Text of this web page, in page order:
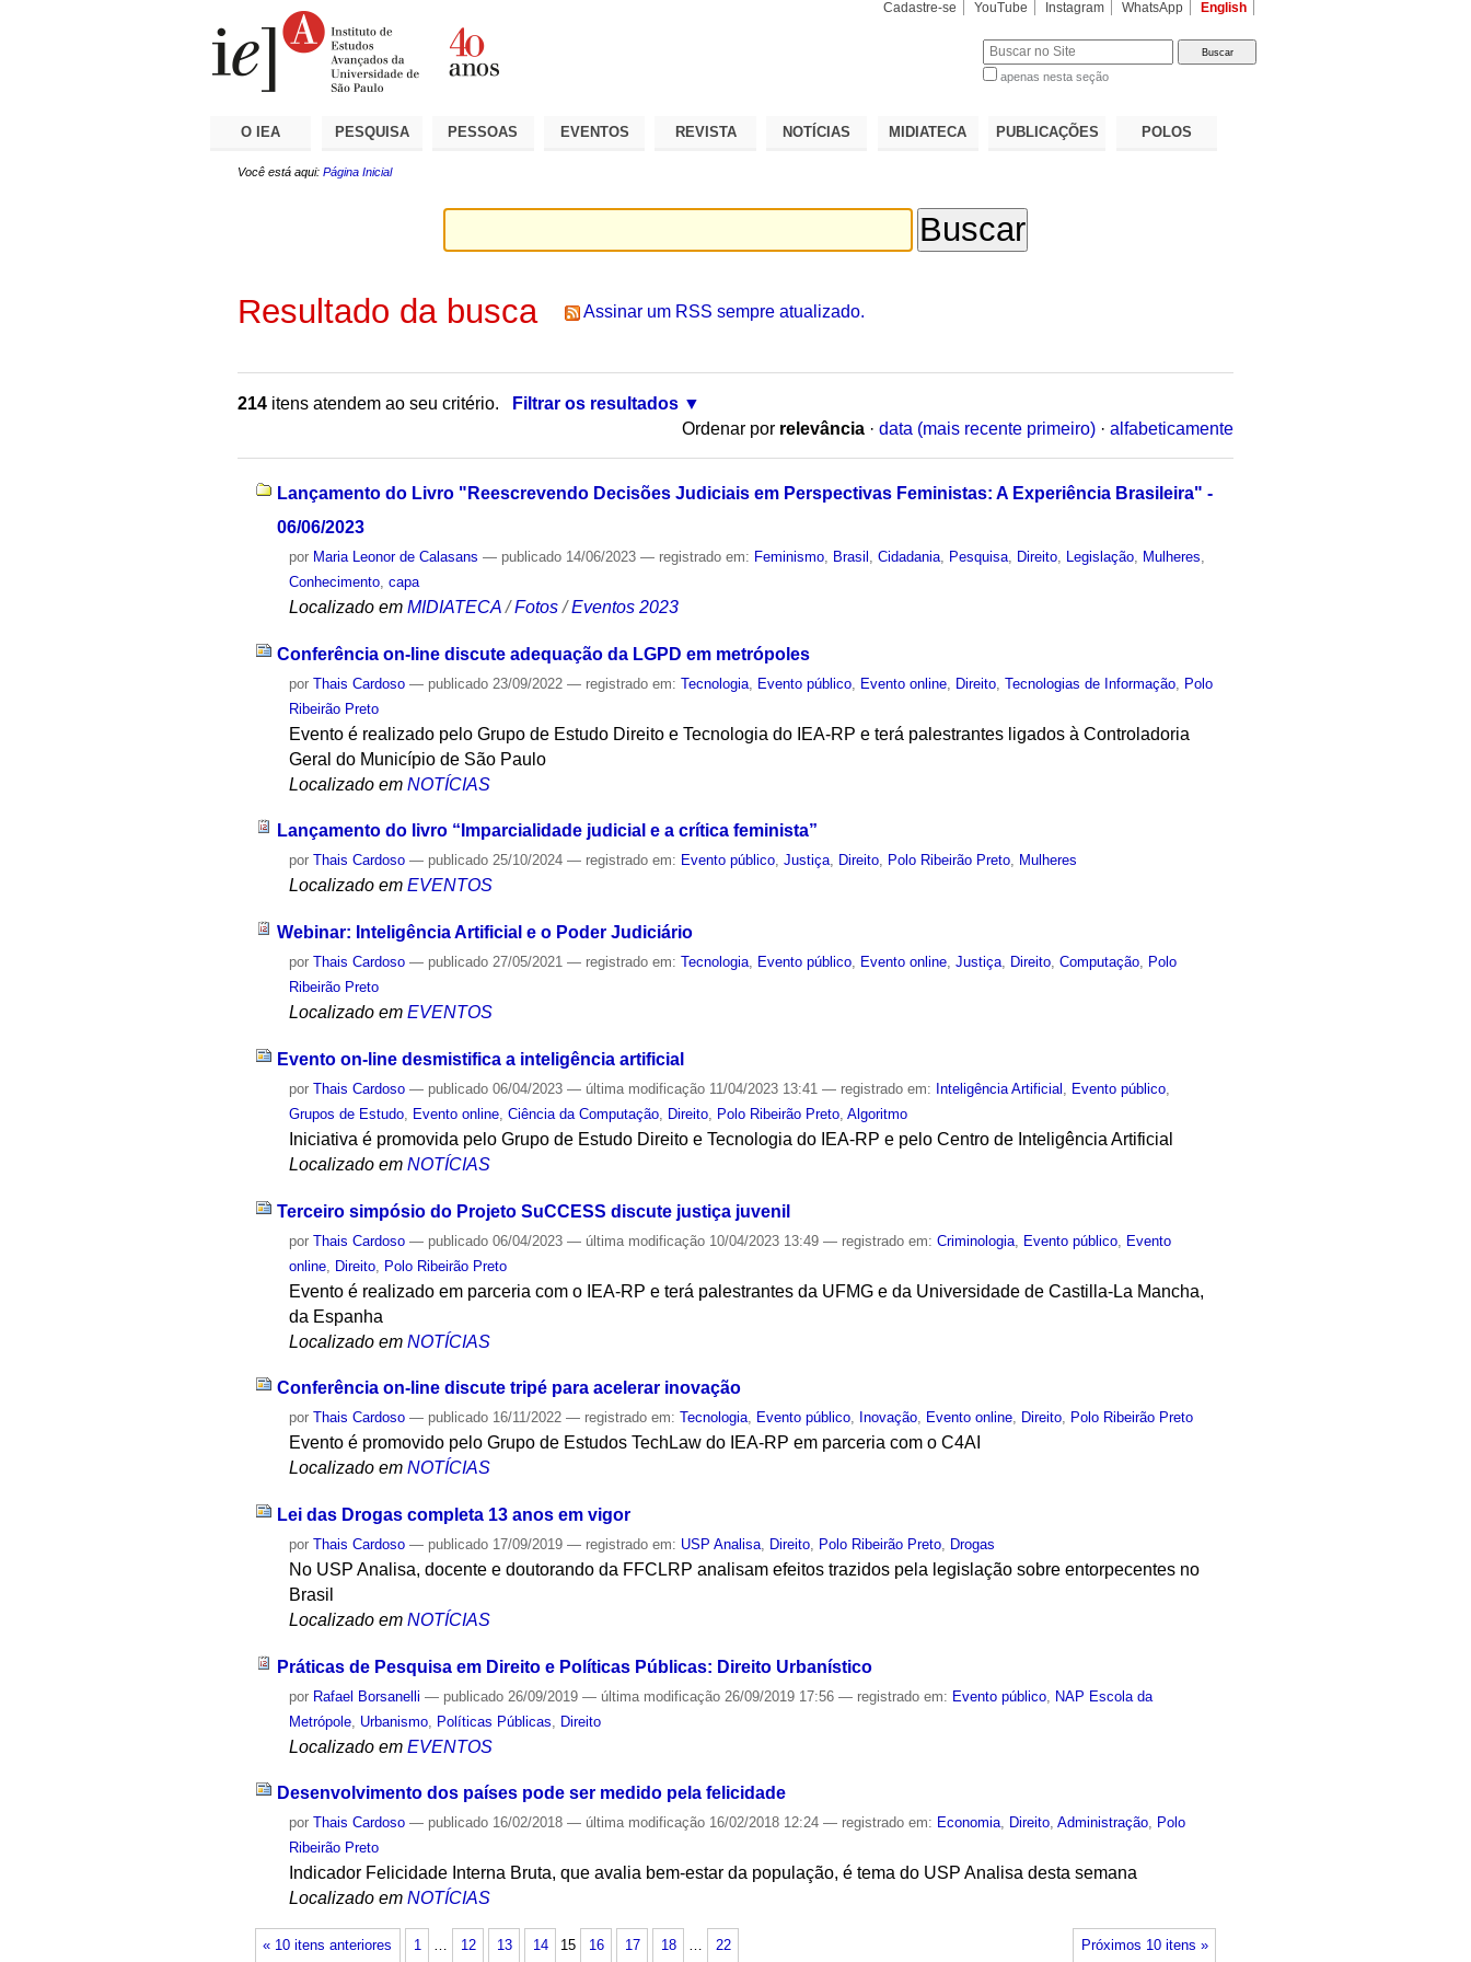
Cadastre-se YouTube Instagram WhatsApp English
apenas nesta seção
O IEA PESQUISA PESSOAS EVENTOS REVISTA NOTÍCIAS MIDIATECA PUBLICAÇÕES POLOS
Você está aqui: Página Inicial
Resultado da busca Assinar um RSS sempre atualizado.
214 itens atendem ao seu critério.
Filtrar os resultados
Ordenar por relevância · data (mais recente primeiro) · alfabeticamente
Lançamento do Livro "Reescrevendo Decisões Judiciais em Perspectivas Feministas: A Experiência Brasileira" -
06/06/2023
por Maria Leonor de Calasans — publicado 14/06/2023— registrado em: Feminismo Brasil ,Cidadania Pesquisa Direito Legislação Mulheres
Conhecimento ,capa
Localizado em MIDIATECA /Fotos /Eventos 2023
Conferência on-line discute adequação da LGPD em metrópoles
porThais Cardoso — publicado 23/09/2022— registrado em:Tecnologia Evento público Evento online Direito ,Tecnologias de Informação Polo
Ribeirão Preto
Evento é realizado pelo Grupo de Estudo Direito e Tecnologia do IEA-RP e terá palestrantes ligados à Controladoria
Geral do Município de São Paulo
Localizado em NOTÍCIAS
Lançamento do livro “Imparcialidade judicial e a crítica feminista”
porThais Cardoso — publicado 25/10/2024— registrado em: Evento público,Justiça, Direito, Polo Ribeirão Preto, Mulheres
Localizado em EVENTOS
Webinar: Inteligência Artificial e o Poder Judiciário
porThais Cardoso — publicado 27/05/2021— registrado em:Tecnologia, Evento público, Evento online,Justiça, Direito,Computação, Polo
Ribeirão Preto
Localizado em EVENTOS
Evento on-line desmistifica a inteligência artificial
porThais Cardoso — publicado 06/04/2023— última modificação 11/04/2023 13:41— registrado em: Inteligência Artificial Evento público
Grupos de Estudo
Evento online ,Ciência da Computação Direito Polo Ribeirão Preto ,Algoritmo
Iniciativa é promovida pelo Grupo de Estudo Direito e Tecnologia do IEA-RP e pelo Centro de Inteligência Artificial
Localizado em NOTÍCIAS
Terceiro simpósio do Projeto SuCCESS discute justiça juvenil
porThais Cardoso — publicado 06/04/2023— última modificação 10/04/2023 13:49— registrado em:Criminologia Evento público Evento
online Direito Polo Ribeirão Preto
Evento é realizado em parceria com o IEA-RP e terá palestrantes da UFMG e da Universidade de Castilla-La Mancha,
da Espanha
Localizado em NOTÍCIAS
Conferência on-line discute tripé para acelerar inovação
porThais Cardoso — publicado 16/11/2022— registrado em:Tecnologia, Evento público, Inovação, Evento online, Direito, Polo Ribeirão Preto
Evento é promovido pelo Grupo de Estudos TechLaw do IEA-RP em parceria com o C4AI
Localizado em NOTÍCIAS
Lei das Drogas completa 13 anos em vigor
porThais Cardoso — publicado 17/09/2019— registrado em: USP Analisa Direito Polo Ribeirão Preto Drogas
No USP Analisa, docente e doutorando da FFCLRP analisam efeitos trazidos pela legislação sobre entorpecentes no
Brasil
Localizado em NOTÍCIAS
Práticas de Pesquisa em Direito e Políticas Públicas: Direito Urbanístico
por Rafael Borsanelli — publicado 26/09/2019— última modificação 26/09/2019 17:56— registrado em: Evento público NAP Escola da
Metrópole Urbanismo Políticas Públicas Direito
Localizado em EVENTOS
Desenvolvimento dos países pode ser medido pela felicidade
porThais Cardoso — publicado 16/02/2018— última modificação 16/02/2018 12:24— registrado em: Economia, Direito,Administração, Polo
Ribeirão Preto
Indicador Felicidade Interna Bruta, que avalia bem-estar da população, é tema do USP Analisa desta semana
Localizado em NOTÍCIAS
« 10 itens anteriores Próximos 10 itens »
1 12 13 14 15 16 17 18 22